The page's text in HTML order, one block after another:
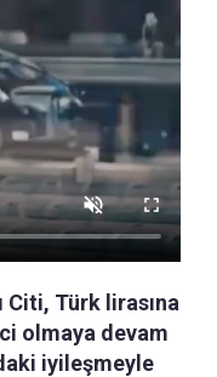
Citi, Türk lirasına
olmaya devam
iyileşmeyle